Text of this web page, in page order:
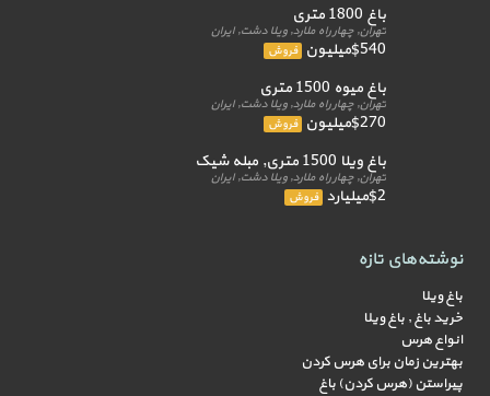
باغ 1800 متری
تهران, چهار راه ملارد, ویلا دشت, ایران
$540میلیون فروش
باغ میوه 1500 متری
تهران, چهار راه ملارد, ویلا دشت, ایران
$270میلیون فروش
باغ ویلا 1500 متری, مبله شیک
تهران, چهار راه ملارد, ویلا دشت, ایران
$2میلیارد فروش
نوشته‌های تازه
باغ ویلا
خرید باغ , باغ ویلا
انواع هرس
بهترین زمان برای هرس کردن
پیراستن (هرس کردن) باغ